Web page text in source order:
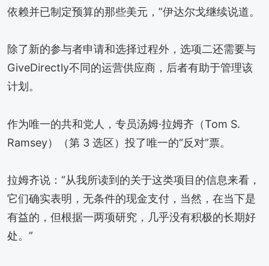
依赖并已制定预算的那些美元，”伊达尔戈继续说道。
除了新的参与者申请和选择过程外，选项二还需要与
GiveDirectly不同的运营供应商，后者有助于管理该
计划。
作为唯一的共和党人，专员汤姆·拉姆齐（Tom S.
Ramsey）（第 3 选区）投了唯一的“反对”票。
拉姆齐说：“从我所读到的关于这类项目的信息来看，
它们确实表明，无条件的现金支付，当然，在当下是
有益的，但根据一两项研究，几乎没有积极的长期好
处。”